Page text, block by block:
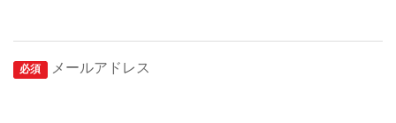
必須 メールアドレス